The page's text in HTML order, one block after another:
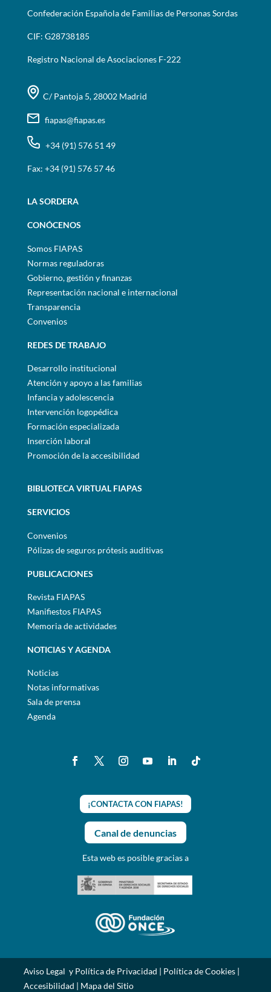
Confederación Española de Familias de Personas Sordas
CIF: G28738185
Registro Nacional de Asociaciones F-222
C/ Pantoja 5, 28002 Madrid
fiapas@fiapas.es
+34 (91) 576 51 49
Fax: +34 (91) 576 57 46
LA SORDERA
CONÓCENOS
Somos FIAPAS
Normas reguladoras
Gobierno, gestión y finanzas
Representación nacional e internacional
Transparencia
Convenios
REDES DE TRABAJO
Desarrollo institucional
Atención y apoyo a las familias
Infancia y adolescencia
Intervención logopédica
Formación especializada
Inserción laboral
Promoción de la accesibilidad
BIBLIOTECA VIRTUAL FIAPAS
SERVICIOS
Convenios
Pólizas de seguros prótesis auditivas
PUBLICACIONES
Revista FIAPAS
Manifiestos FIAPAS
Memoria de actividades
NOTICIAS Y AGENDA
Noticias
Notas informativas
Sala de prensa
Agenda
¡CONTACTA CON FIAPAS!
Canal de denuncias
Esta web es posible gracias a
Aviso Legal y Política de Privacidad | Política de Cookies|
Accesibilidad | Mapa del Sitio